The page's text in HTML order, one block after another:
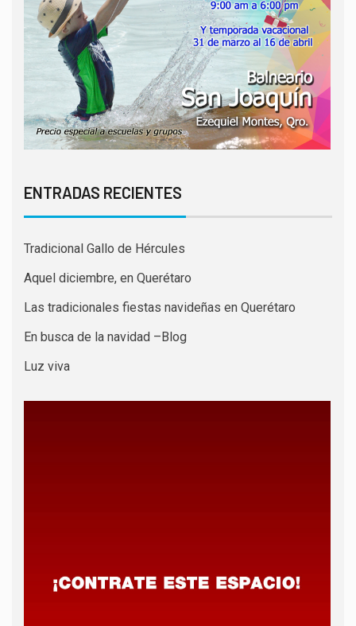
ENTRADAS RECIENTES
Tradicional Gallo de Hércules
Aquel diciembre, en Querétaro
Las tradicionales fiestas navideñas en Querétaro
En busca de la navidad –Blog
Luz viva